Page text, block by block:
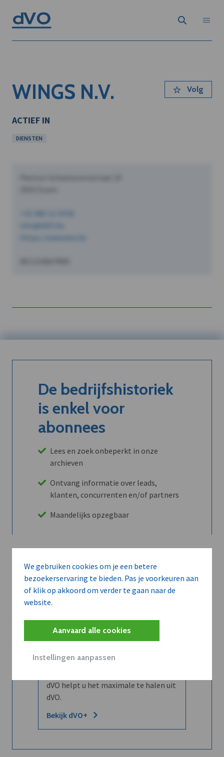
We gebruiken cookies om je een betere
bezoekerservaring te bieden. Pas je voorkeuren aan
of klik op akkoord om verder te gaan naar de
website.
Aanvaard alle cookies
Instellingen aanpassen
WINGS N.V. Volg
ACTIEF IN
DIENSTEN
De bedrijfshistoriek
is enkel voor
abonnees
Lees en zoek onbeperkt in onze
archieven
Ontvang informatie over leads,
klanten, concurrenten en/of partners
Maandelijks opzegbaar
Abboneer
kent?
dVO helpt u het maximale te halen uit
dVO.
Bekijk dVO+